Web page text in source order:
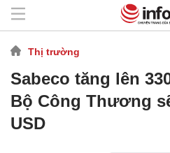
Thị trường
Sabeco tăng lên
Bộ Công Thương
USD